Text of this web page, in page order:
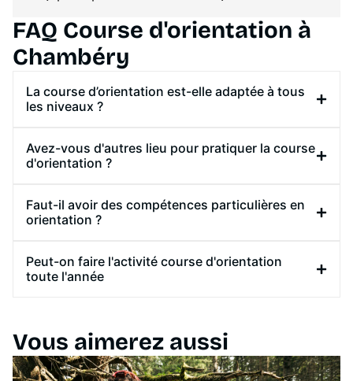
FAQ Course d'orientation à
Chambéry
La course d’orientation est-elle adaptée à tous
les niveaux ?
Avez-vous d'autres lieu pour pratiquer la course
d'orientation ?
Faut-il avoir des compétences particulières en
orientation ?
Peut-on faire l'activité course d'orientation
toute l'année
Vous aimerez aussi